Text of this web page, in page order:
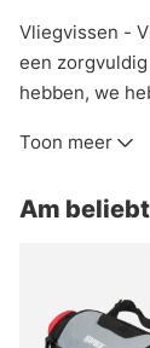
Vliegvissen -
een
hebben, we
assortiment
en alles wat
merken. In
en
Patagonia,
Toon meer
Am